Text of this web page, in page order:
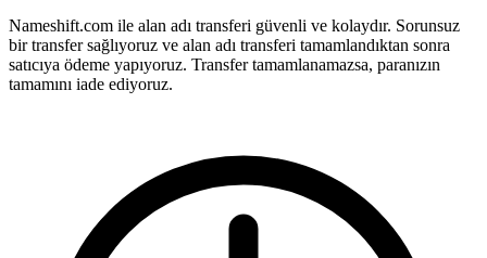
Nameshift.com ile alan adı transferi güvenli ve kolaydır. Sorunsuz
bir transfer sağlıyoruz ve alan adı transferi tamamlandıktan sonra
satıcıya ödeme yapıyoruz. Transfer tamamlanamazsa, paranızın
tamamını iade ediyoruz.